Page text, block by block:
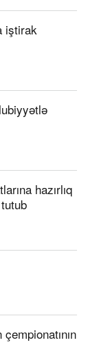
iştirak
hazırlıq